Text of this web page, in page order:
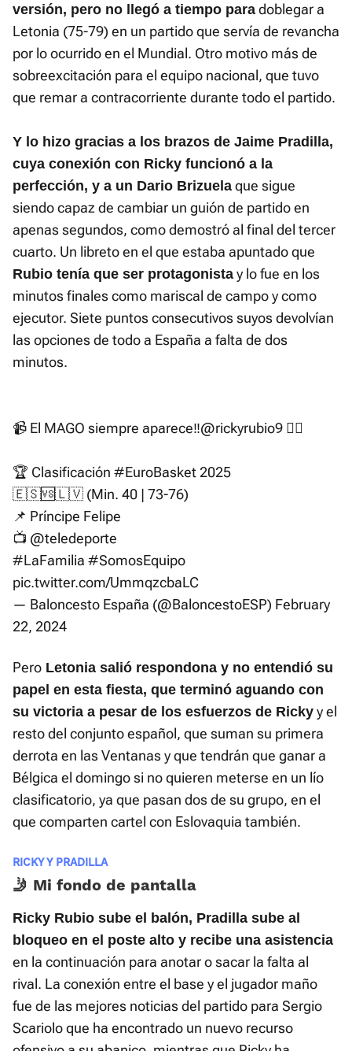
versión, pero no llegó a tiempo para doblegar a
Letonia (75-79) en un partido que servía de revancha
por lo ocurrido en el Mundial. Otro motivo más de
sobreexcitación para el equipo nacional, que tuvo
que remar a contracorriente durante todo el partido.
Y lo hizo gracias a los brazos de Jaime Pradilla,
cuya conexión con Ricky funcionó a la
perfección, y a un Dario Brizuela que sigue
siendo capaz de cambiar un guión de partido en
apenas segundos, como demostró al final del tercer
cuarto. Un libreto en el que estaba apuntado que
Rubio tenía que ser protagonista y lo fue en los
minutos finales como mariscal de campo y como
ejecutor. Siete puntos consecutivos suyos devolvían
las opciones de todo a España a falta de dos
minutos.
📹 El MAGO siempre aparece‼️@rickyrubio9 🧙‍♂️
🏆 Clasificación #EuroBasket 2025
🇪🇸🆚🇱🇻 (Min. 40 | 73-76)
📌 Príncipe Felipe
📺 @teledeporte
#LaFamilia #SomosEquipo
pic.twitter.com/UmmqzcbaLC
— Baloncesto España (@BaloncestoESP) February
22, 2024
Pero Letonia salió respondona y no entendió su
papel en esta fiesta, que terminó aguando con
su victoria a pesar de los esfuerzos de Ricky y el
resto del conjunto español, que suman su primera
derrota en las Ventanas y que tendrán que ganar a
Bélgica el domingo si no quieren meterse en un lío
clasificatorio, ya que pasan dos de su grupo, en el
que comparten cartel con Eslovaquia también.
RICKY Y PRADILLA
🤳 Mi fondo de pantalla
Ricky Rubio sube el balón, Pradilla sube al
bloqueo en el poste alto y recibe una asistencia
en la continuación para anotar o sacar la falta al
rival. La conexión entre el base y el jugador maño
fue de las mejores noticias del partido para Sergio
Scariolo que ha encontrado un nuevo recurso